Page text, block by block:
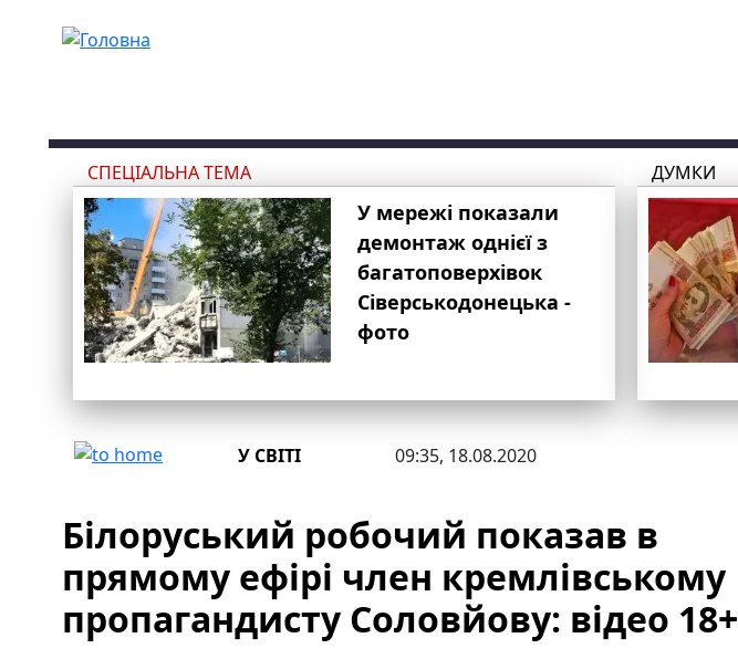
СПЕЦІАЛЬНА ТЕМА
У мережі показали
демонтаж однієї з
багатоповерхівок
Сіверськодонецька -
фото
ДУМКИ
У СВІТІ 09:35, 18.08.2020
Білоруський робочий показав в
прямому ефірі член кремлівському
пропагандисту Соловйову: відео 18+